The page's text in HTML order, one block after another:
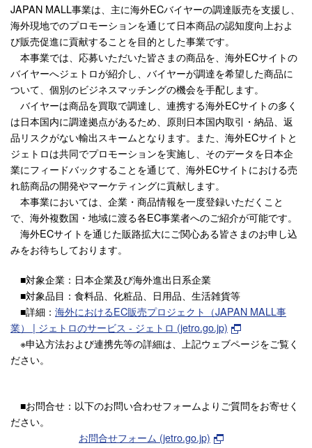
JAPAN MALL事業は、主に海外ECバイヤーの調達販売を支援し、
海外現地でのプロモーションを通じて日本商品の認知度向上およ
び販売促進に貢献することを目的とした事業です。
本事業では、応募いただいた皆さまの商品を、海外ECサイトの
バイヤーへジェトロが紹介し、バイヤーが調達を希望した商品に
ついて、個別のビジネスマッチングの機会を手配します。
バイヤーは商品を買取で調達し、連携する海外ECサイトの多く
は日本国内に調達拠点があるため、原則日本国内取引・納品、返
品リスクがない輸出スキームとなります。また、海外ECサイトと
ジェトロは共同でプロモーションを実施し、そのデータを日本企
業にフィードバックすることを通じて、海外ECサイトにおける売
れ筋商品の開発やマーケティングに貢献します。
本事業においては、企業・商品情報を一度登録いただくこと
で、海外複数国・地域に渡る各EC事業者へのご紹介が可能です。
海外ECサイトを通じた販路拡大にご関心ある皆さまのお申し込
みをお待ちしております。
■対象企業：日本企業及び海外進出日系企業
■対象品目：食料品、化粧品、日用品、生活雑貨等
■詳細： 海外におけるEC販売プロジェクト（JAPAN MALL事
業） | ジェトロのサービス - ジェトロ (jetro.go.jp)
※申込方法および連携先等の詳細は、上記ウェブページをご覧く
ださい。
■お問合せ：以下のお問い合わせフォームよりご質問をお寄せく
ださい。
お問合せフォーム (jetro.go.jp)